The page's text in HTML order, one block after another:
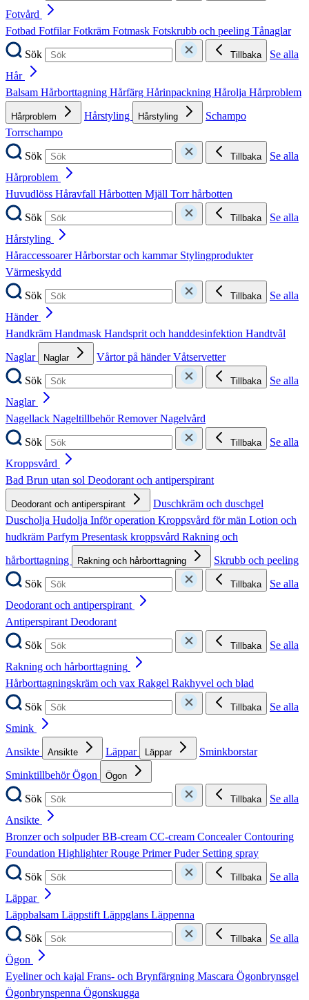
Fotvård
Fotbad FotfilarFotkräm Fotmask Fotskrubb och peeling Tånaglar
Sök
Tillbaka
Se alla
Hår
Balsam Hårborttagning Hårfärg Hårinpackning Hårolja Hårproblem
Hårproblem Hårstyling Hårstyling
Schampo
Torrschampo
Sök
Tillbaka
Se alla
Hårproblem
Huvudlöss Håravfall Hårbotten Mjäll Torr hårbotten
Sök
Tillbaka
Se alla
Hårstyling
HåraccessoarerHårborstar och kammar Stylingprodukter
Värmeskydd
Sök
Tillbaka
Se alla
Händer
Handkräm Handmask Handsprit och handdesinfektion Handtvål
Naglar
Naglar Vårtor på händerVåtservetter
Sök
Tillbaka
Se alla
Naglar
Nagellack NageltillbehörRemoverNagelvård
Sök
Tillbaka
Se alla
Kroppsvård
Bad Brun utan sol Deodorant och antiperspirant
Deodorant och antiperspirant
Duschkräm och duschgel
Duscholja Hudolja Inför operation Kroppsvård för män Lotion och
hudkräm Parfym Presentask kroppsvård Rakning och
hårborttagning
Rakning och hårborttagning
Skrubb och peeling
Sök
Tillbaka
Se alla
Deodorant och antiperspirant
AntiperspirantDeodorant
Sök
Tillbaka
Se alla
Rakning och hårborttagning
Hårborttagningskräm och vax Rakgel Rakhyvel och blad
Sök
Tillbaka
Se alla
Smink
Ansikte
Ansikte Läppar Läppar
Sminkborstar
SminktillbehörÖgon Ögon
Sök Tillbaka
Se alla
Ansikte
Bronzer och solpuderBB-cream CC-cream ConcealerContouring
Foundation HighlighterRouge PrimerPuder Setting spray
Sök
Tillbaka
Se alla
Läppar
Läppbalsam LäppstiftLäppglans Läppenna
Sök
Tillbaka
Se alla
Ögon
Eyeliner och kajal Frans- och Brynfärgning Mascara Ögonbrynsgel
Ögonbrynspenna Ögonskugga